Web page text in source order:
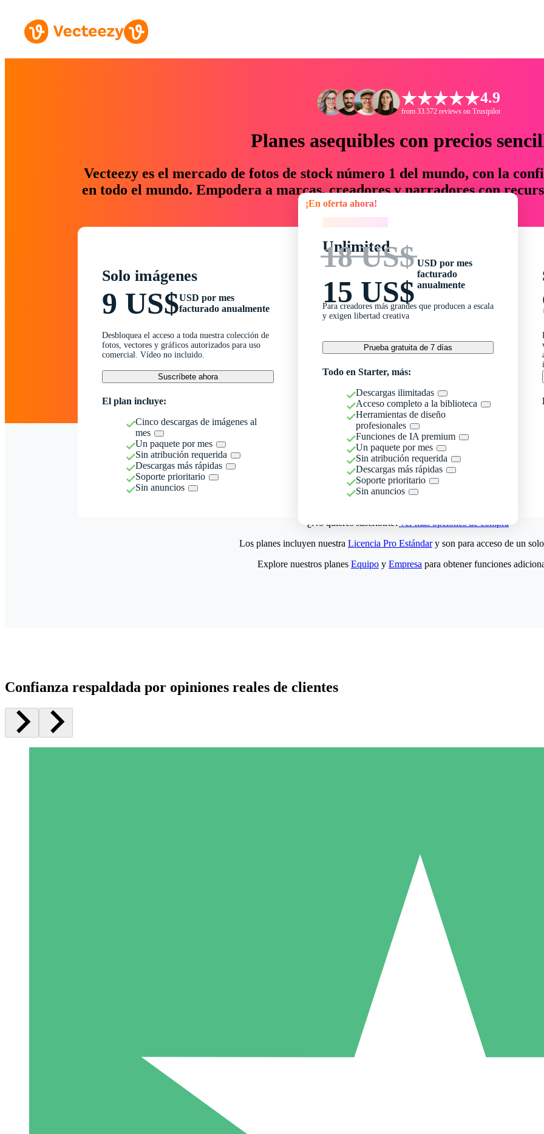
4.9
from 33.572 reviews on Trustpilot
Planes asequibles con precios
Vecteezy es el mercado de fotos de stock número 1 del mundo, con la
en todo el mundo. Empodera a marcas, creadores y narradores con
un 76 % en tiempo y presupuesto.
Solo imágenes
9 US$USD por mes
facturado anualmente
Desbloquea el acceso a toda nuestra colección de
fotos, vectores y gráficos autorizados para uso
comercial. Vídeo no incluido.
Suscríbete ahora
El plan incluye:
Cinco descargas de imágenes al
mes
Un paquete por mes
Sin atribución requerida
Descargas más rápidas
Soporte prioritario
Sin anuncios
¡En oferta ahora!
Unlimited
18 US$
15 US$
USD por mes
facturado
anualmente
Para creadores más grandes que producen a escala
y exigen libertad creativa
Prueba gratuita de 7 días
Todo en Starter, más:
Descargas ilimitadas
Acceso completo a la biblioteca
Herramientas de diseño
profesionales
Funciones de IA premium
Un paquete por mes
Sin atribución requerida
Descargas más rápidas
Soporte prioritario
Sin anuncios
¿No quieres suscribirte?Ver más opciones de compra
5 Descargas
15
Los planes incluyen nuestra Licencia Pro Estándary son para acceso de un
Explore nuestros planes Equipo y Empresa para obtener funciones
Confianza respaldada por opiniones reales de clientes